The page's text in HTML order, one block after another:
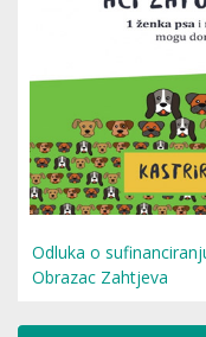
Odluka o
Obrazac Zahtjeva